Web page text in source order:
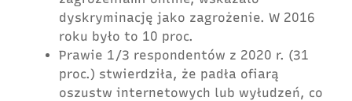
dyskryminację jako zagrożenie. W 2016
roku było to 10 proc.
Prawie 1/3 respondentów z 2020 r. (31
proc.) stwierdziła, że padła ofiarą
oszustw internetowych lub wyłudzeń, co